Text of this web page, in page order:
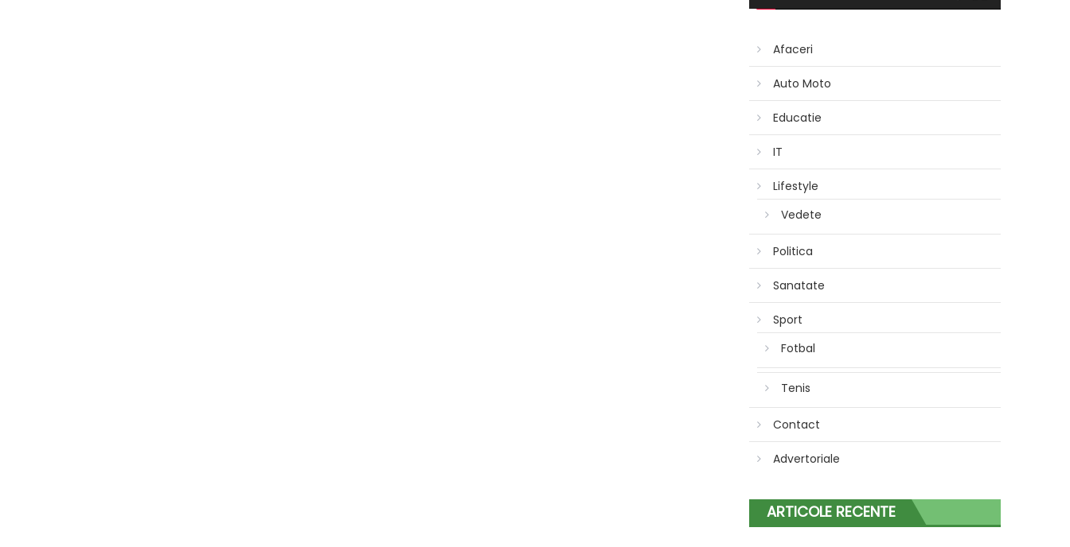
Afaceri
Auto Moto
Educatie
IT
Lifestyle
Vedete
Politica
Sanatate
Sport
Fotbal
Tenis
Contact
Advertoriale
ARTICOLE RECENTE